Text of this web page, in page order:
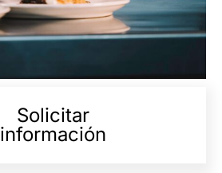
Solicitar
información